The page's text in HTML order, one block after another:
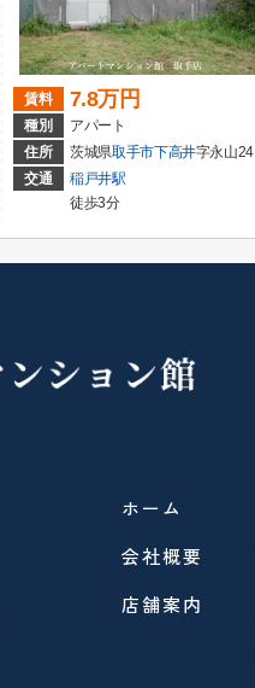
賃料 7.8万円
種別
アパート
住所
茨城県取手市下高井字永山2443-4
交通
稲戸井駅
徒歩3分
ホーム
会社概要
店舗案内